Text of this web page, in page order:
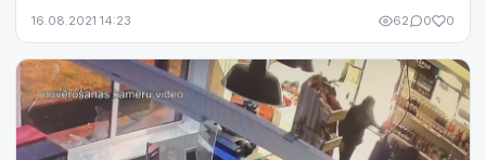
16.08.2021 14:23 62 0 0